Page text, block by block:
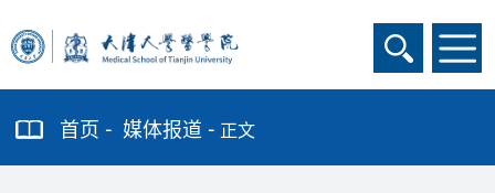
首页 媒体报道 正文